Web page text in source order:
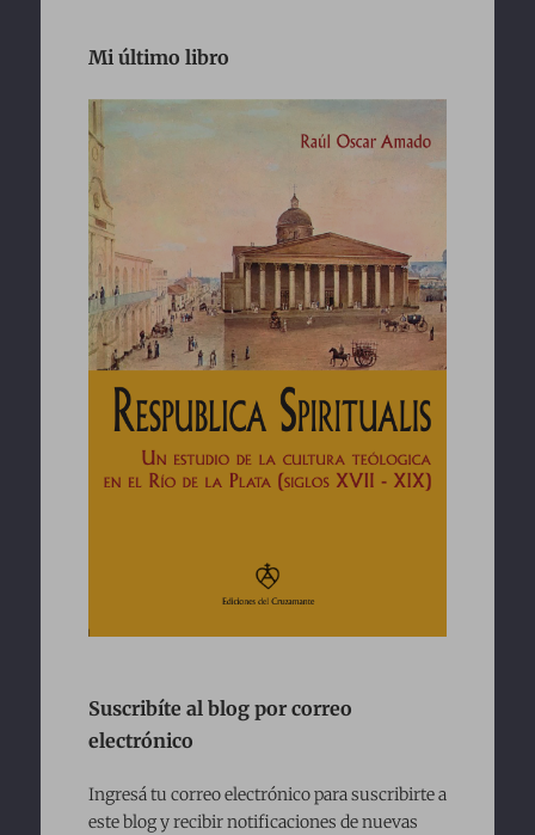
Mi último libro
Suscribíte al blog por correo
electrónico
Ingresá tu correo electrónico para suscribirte a
este blog y recibir notificaciones de nuevas